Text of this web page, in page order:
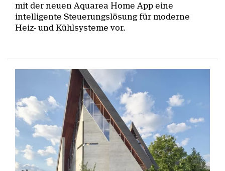
mit der neuen Aquarea Home App eine
intelligente Steuerungslösung für moderne
Heiz- und Kühlsysteme vor.